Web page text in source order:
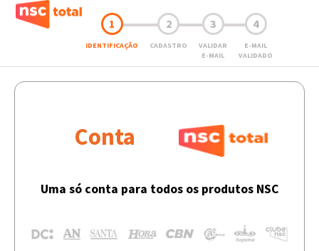
1
IDENTIFICAÇÃO
2
CADASTRO
3
VALIDAR
E-MAIL
4
E-MAIL
VALIDADO
Conta
Uma só conta para todos os produtos NSC